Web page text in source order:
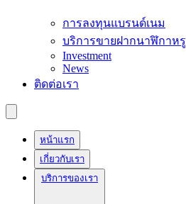
การลงทุนแบรนด์เนม
บริการขายฝากนาฬิกาหรู
Investment
News
ติดต่อเรา
หน้าแรก
เกี่ยวกับเรา
บริการของเรา